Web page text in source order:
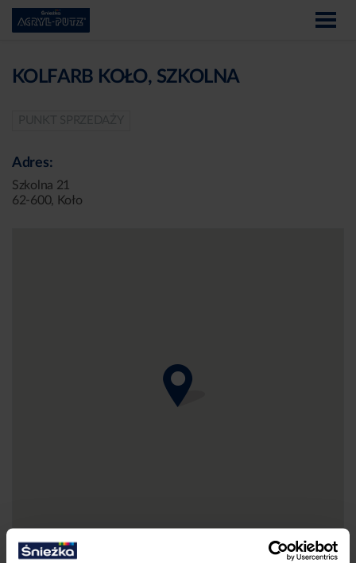
KOLFARB KOŁO, SZKOLNA
Adres:
Szkolna 21
62-600, Koło